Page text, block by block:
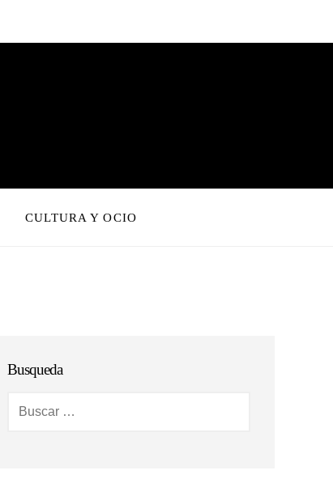
CULTURA Y OCIO
Busqueda